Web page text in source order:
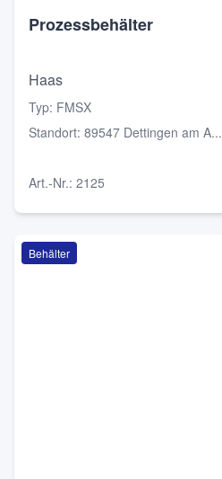
Prozessbehälter
Haas
Typ: FMSX
Standort: 89547 Dettingen am A...
Art.-Nr.: 2125
Behälter